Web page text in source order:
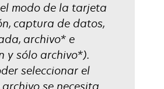
modo de la tarjeta
captura de datos,
archivo* e
y sólo archivo*).
seleccionar el
se necesita